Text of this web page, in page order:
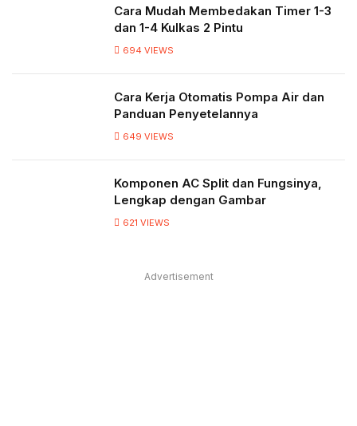
Cara Mudah Membedakan Timer 1-3
dan 1-4 Kulkas 2 Pintu
694 VIEWS
Cara Kerja Otomatis Pompa Air dan
Panduan Penyetelannya
649 VIEWS
Komponen AC Split dan Fungsinya,
Lengkap dengan Gambar
621 VIEWS
Advertisement